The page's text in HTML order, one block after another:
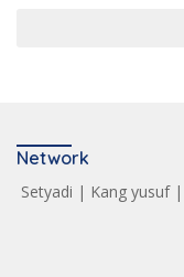
Network
Setyadi | Kang yusuf|